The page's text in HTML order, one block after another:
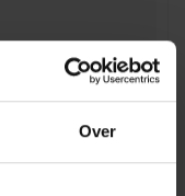
Over